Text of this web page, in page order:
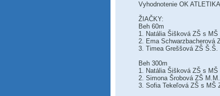
Vyhodnotenie OK
ŽIAČKY:
Beh 60m
1. Natália Šišková ZŠ s MŠ
2. Ema Schwarzbacherová
3. Timea Greššová ZŠ Š.Š.
Beh 300m
1. Natália Šišková ZŠ s MŠ
2. Simona Šrobová ZŠ
3. Sofia Tekeľová ZŠ s MŠ